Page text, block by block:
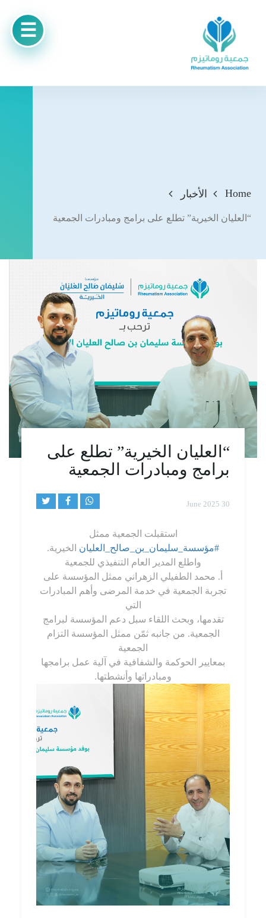
Home الأخبار
“العليان الخيرية” تطلع على برامج ومبادرات الجمعية
“العليان الخيرية” تطلع على
برامج ومبادرات الجمعية
30 June 2025
استقبلت الجمعية ممثل
#مؤسسة_سليمان_بن_صالح_العليان الخيرية.
واطلع المدير العام التنفيذي للجمعية
أ. محمد الطفيلي الزهراني ممثل المؤسسة على
تجربة الجمعية في خدمة المرضى وأهم المبادرات
التي
تقدمها، وبحث اللقاء سبل دعم المؤسسة لبرامج
الجمعية. من جانبه ثمّن ممثل المؤسسة التزام
الجمعية
بمعايير الحوكمة والشفافية في آلية عمل برامجها
ومبادراتها وأنشطتها.